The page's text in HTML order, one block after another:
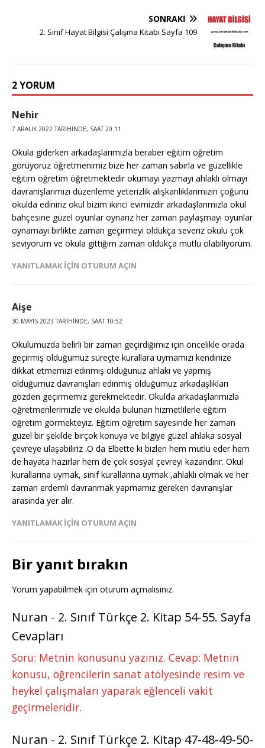
SONRAKI
2. Sınıf Hayat Bilgisi Çalışma Kitabı Sayfa 109
2 YORUM
Nehir
7 ARALIK 2022 TARIHINDE, SAAT 20:11
Okula giderken arkadaşlarımızla beraber eğitim öğretim
görüyoruz öğretmenimiz bize her zaman sabırla ve güzellikle
eğitim öğretim öğretmektedir okumayı yazmayı ahlaklı olmayı
davranışlarımızı düzenleme yeterizlik alışkanlıklarımızın çoğunu
okulda ediniriz okul bizim ikinci evimizdir arkadaşlarımızla okul
bahçesine güzel oyunlar oynarız her zaman paylaşmayı oyunlar
oynamayı birlikte zaman geçirmeyi oldukça severiz okulu çok
seviyorum ve okula gittiğim zaman oldukça mutlu olabiliyorum.
YANITLAMAK IÇIN OTURUM AÇIN
Aişe
30 MAYIS 2023 TARIHINDE, SAAT 10:52
Okulumuzda belirli bir zaman geçirdiğimiz için öncelikle orada
geçirmiş olduğumuz süreçte kurallara uymamızı kendinize
dikkat etmemizi edinmiş olduğunuz ahlakı ve yapmış
olduğumuz davranışları edinmiş olduğumuz arkadaşlıkları
gözden geçirmemiz gerekmektedir. Okulda arkadaşlarımızla
öğretmenlerimizle ve okulda bulunan hizmetlilerle eğitim
öğretim görmekteyiz. Eğitim öğretim sayesinde her zaman
güzel bir şekilde birçok konuya ve bilgiye güzel ahlaka sosyal
çevreye ulaşabiliriz .O da Elbette ki bizleri hem mutlu eder hem
de hayata hazırlar hem de çok sosyal çevreyi kazandırır. Okul
kurallarına uymak, sınıf kurallarına uymak ,ahlaklı olmak ve her
zaman erdemli davranmak yapmamız gereken davranışlar
arasında yer alır.
YANITLAMAK IÇIN OTURUM AÇIN
Bir yanıt bırakın
Yorum yapabilmek için oturum açmalısınız.
Nuran - 2. Sınıf Türkçe 2. Kitap 54-55. Sayfa
Cevapları
Soru: Metnin konusunu yazınız. Cevap: Metnin
konusu, öğrencilerin sanat atölyesinde resim ve
heykel çalışmaları yaparak eğlenceli vakit
geçirmeleridir.
Nuran - 2. Sınıf Türkçe 2. Kitap 47-48-49-50-